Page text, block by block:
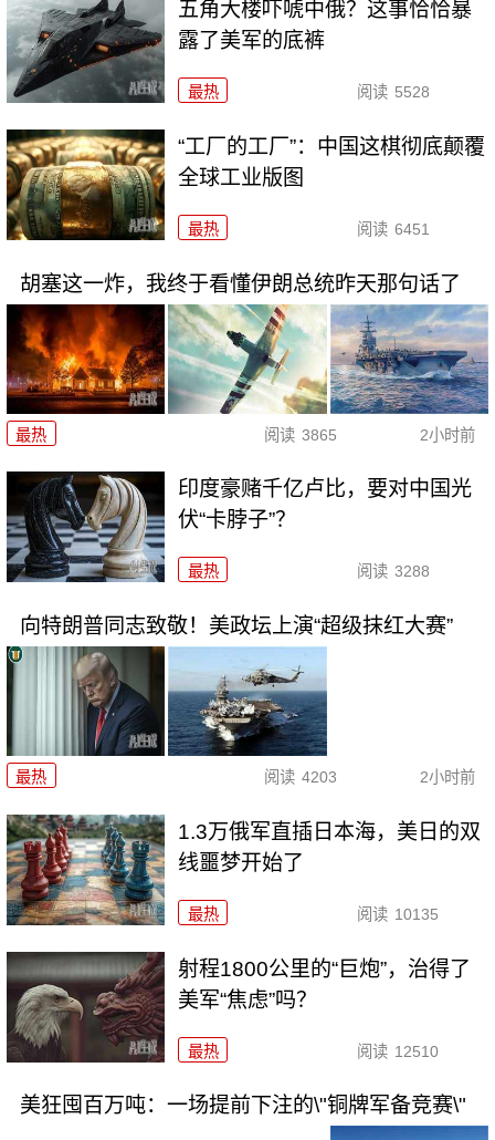
五角大楼吓唬中俄？这事恰恰暴
露了美军的底裤
最热 阅读 5528
“工厂的工厂”：中国这棋彻底颠覆
全球工业版图
最热 阅读 6451
胡塞这一炸，我终于看懂伊朗总统昨天那句话了
最热 阅读 3865 2小时前
印度豪赌千亿卢比，要对中国光
伏“卡脖子”？
最热 阅读 3288
向特朗普同志致敬！美政坛上演“超级抹红大赛”
最热 阅读 4203 2小时前
1.3万俄军直插日本海，美日的双
线噩梦开始了
最热 阅读 10135
射程1800公里的“巨炮”，治得了
美军“焦虑”吗？
最热 阅读 12510
美狂囤百万吨：一场提前下注的\"铜牌军备竞赛\"